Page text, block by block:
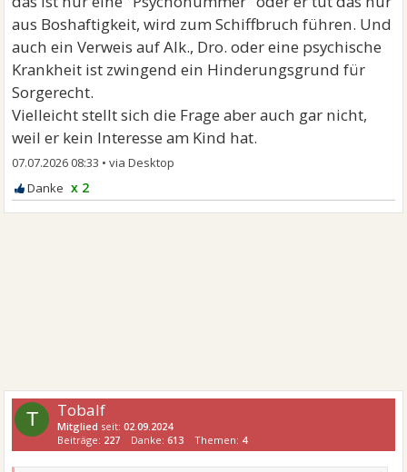
aus Boshaftigkeit, wird zum Schiffbruch führen. Und
auch ein Verweis auf Alk., Dro. oder eine psychische
Krankheit ist zwingend ein Hinderungsgrund für
Sorgerecht.
Vielleicht stellt sich die Frage aber auch gar nicht,
weil er kein Interesse am Kind hat.
07.07.2026 08:33 •
x 2
T Tobalf
Mitglied seit:02.09.2024
Beiträge: 227 Danke:613 Themen: 4